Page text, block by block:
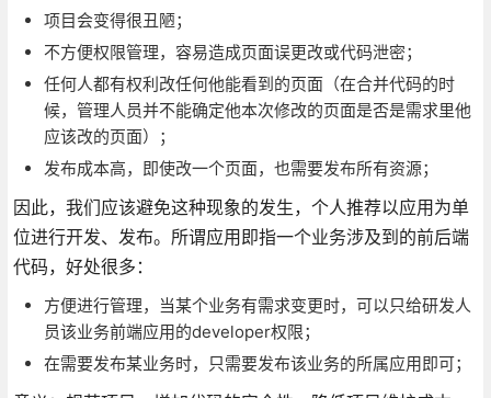
项目会变得很丑陋；
不方便权限管理，容易造成页面误更改或代码泄密；
任何人都有权利改任何他能看到的页面（在合并代码的时
候，管理人员并不能确定他本次修改的页面是否是需求里他
应该改的页面）；
发布成本高，即使改一个页面，也需要发布所有资源；
因此，我们应该避免这种现象的发生，个人推荐以应用为单
位进行开发、发布。所谓应用即指一个业务涉及到的前后端
代码，好处很多：
方便进行管理，当某个业务有需求变更时，可以只给研发人
员该业务前端应用的developer权限；
在需要发布某业务时，只需要发布该业务的所属应用即可；